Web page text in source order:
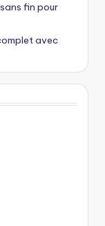
fin pour
avec